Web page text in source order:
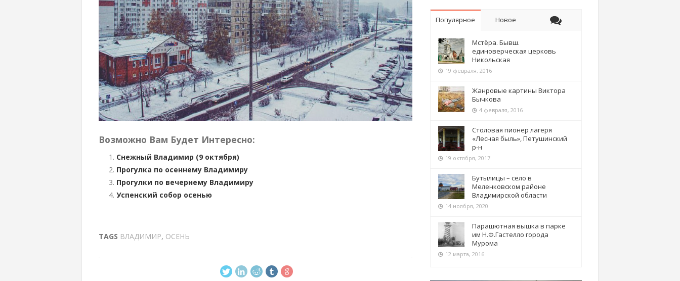
Возможно Вам Будет Интересно:
Снежный Владимир (9 октября)
Прогулка по осеннему Владимиру
Прогулки по вечернему Владимиру
Успенский собор осенью
TAGS ВЛАДИМИР, ОСЕНЬ
Популярное Новое
Мстёра. Бывш.
единоверческая церковь
Никольская
19 февраля, 2016
Жанровые картины Виктора
Бычкова
4 февраля, 2016
Столовая пионер лагеря
«Лесная быль», Петушинский
р-н
19 октября, 2017
Бутылицы – село в
Меленковском районе
Владимирской области
14 ноября, 2020
Парашютная вышка в парке
им Н.Ф.Гастелло города
Мурома
12 марта, 2016